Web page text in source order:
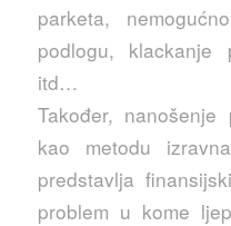
parketa,
podlogu, klackanje
itd…
Također,
kao metodu
predstavlja
problem u kome